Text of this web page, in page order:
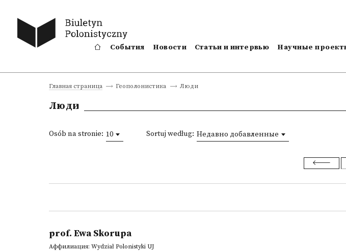
События Новости Статьи и интервью Научные
Главная страница Геополонистика Люди
Люди
Osób na stronie: 10 Sortuj według: Недавно добавленные
prof. Ewa Skorupa
Аффилиация: Wydział Polonistyki UJ